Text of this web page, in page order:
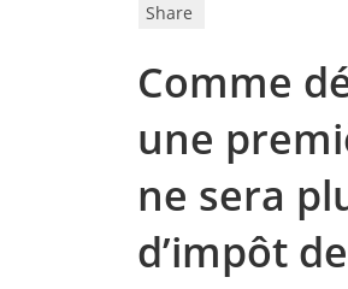
Share
Comme
une
ne sera
d’impôt